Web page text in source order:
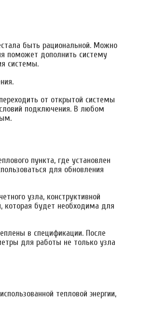
быть рациональной. Можно
поможет дополнить систему
системы.
от открытой системы
подключения. В любом
пункта, где установлен
для обновления
узла, конструктивной
которая будет необходима для
в спецификации. После
для работы не только узла
тепловой энергии,